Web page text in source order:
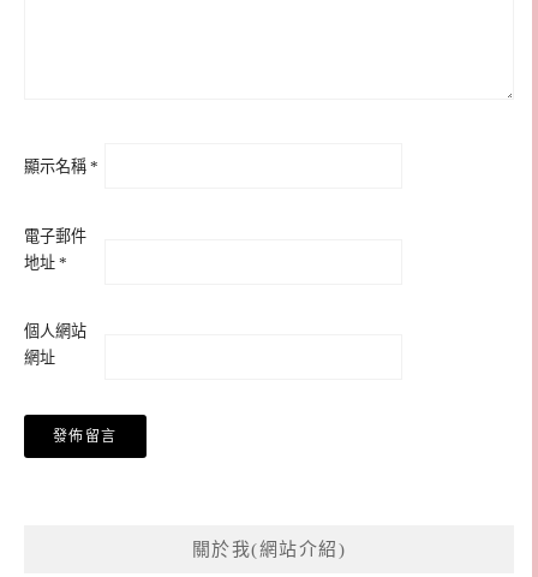
顯示名稱 *
電子郵件
地址 *
個人網站
網址
關於我(網站介紹)